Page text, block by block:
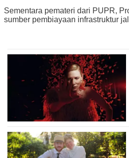
Sementara pemateri dari PUPR,
sumber pembiayaan infrastruktur